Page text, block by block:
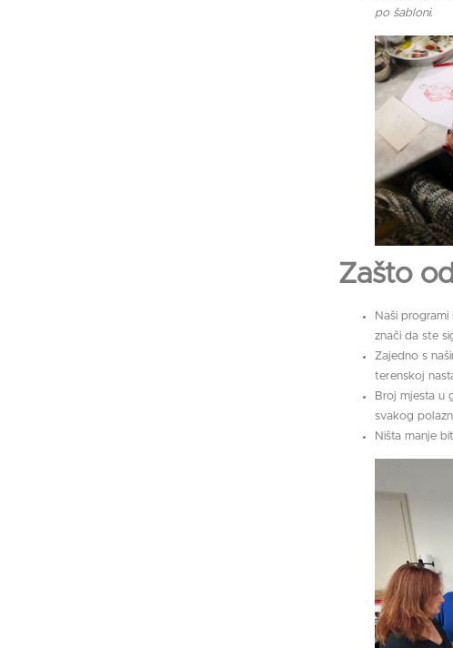
po šabloni.
Zašto
Naši
znači da ste
Zajedno s
terenskoj
Broj mjesta u
svakog
Ništa manje